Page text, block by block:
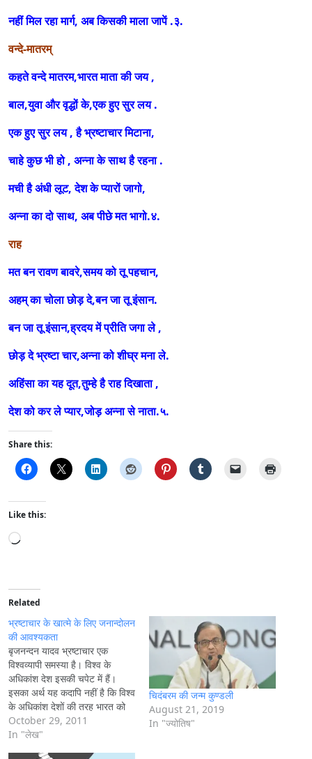
नहीं मिल रहा मार्ग, अब किसकी माला जापें .३.
वन्दे-मातरम्
कहते वन्दे मातरम,भारत माता की जय ,
बाल,युवा और वृद्धों के,एक हुए सुर लय .
एक हुए सुर लय , है भ्रष्टाचार मिटाना,
चाहे कुछ भी हो , अन्ना के साथ है रहना .
मची है अंधी लूट, देश के प्यारों जागो,
अन्ना का दो साथ, अब पीछे मत भागो.४.
राह
मत बन रावण बावरे,समय को तू पहचान,
अहम् का चोला छोड़ दे,बन जा तू इंसान.
बन जा तू इंसान,ह्रदय में प्रीति जगा ले ,
छोड़ दे भ्रष्टा चार,अन्ना को शीघ्र मना ले.
अहिंसा का यह दूत,तुम्हे है राह दिखाता ,
देश को कर ले प्यार,जोड़ अन्ना से नाता.५.
Share this:
Like this:
L
d
i
n
g
…
Related
भ्रष्टाचार के खात्मे के लिए जनान्दोलन
की आवश्यकता
बृजनन्दन यादव भ्रष्टाचार एक
विश्वव्यापी समस्या है। विश्व के
अधिकांश देश इसकी चपेट में हैं।
इसका अर्थ यह कदापि नहीं है कि विश्व
के अधिकांश देशों की तरह भारत को
भी इसकी चपेट में होना चाहिए। परन्तु
भारत में भ्रष्टाचार चरमोत्कर्ष पर है।
October 29, 2011
In "लेख"
चिदंबरम की जन्म कुण्डली
August 21, 2019
In "ज्योतिष"